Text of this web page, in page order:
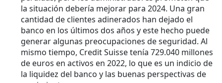
la situación debería mejorar para 2024. Una gran
cantidad de clientes adinerados han dejado el
banco en los últimos dos años y este hecho puede
generar algunas preocupaciones de seguridad. Al
mismo tiempo, Credit Suisse tenía 729.040 millones
de euros en activos en 2022, lo que es un indicio de
la liquidez del banco y las buenas perspectivas de